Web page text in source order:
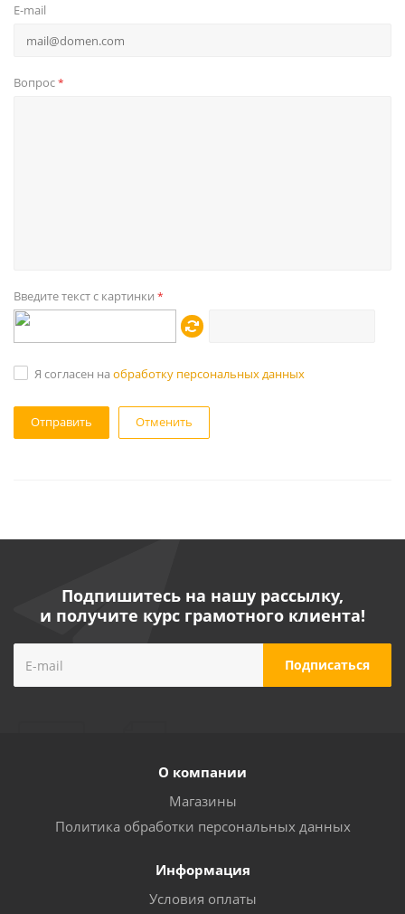
E-mail
Вопрос*
Введите текст с картинки *
Я согласен на обработку персональных данных
Отменить
Подпишитесь на нашу рассылку,
и получите курс грамотного клиента!
О компании
Магазины
Политика обработки персональных данных
Информация
Условия оплаты